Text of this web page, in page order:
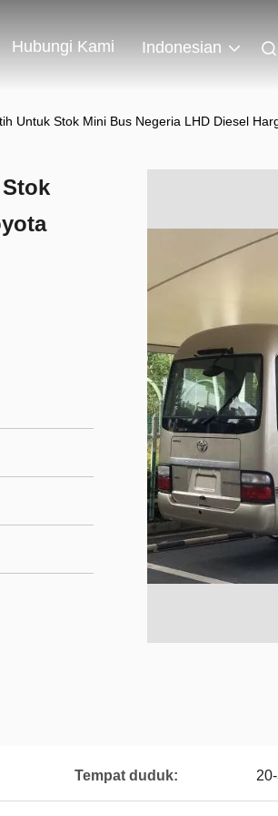
Hubungi Kami Indonesian
Untuk Stok Mini Bus Negeria LHD Diesel
Tempat duduk: